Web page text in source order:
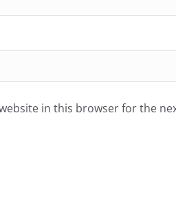
in this browser for the